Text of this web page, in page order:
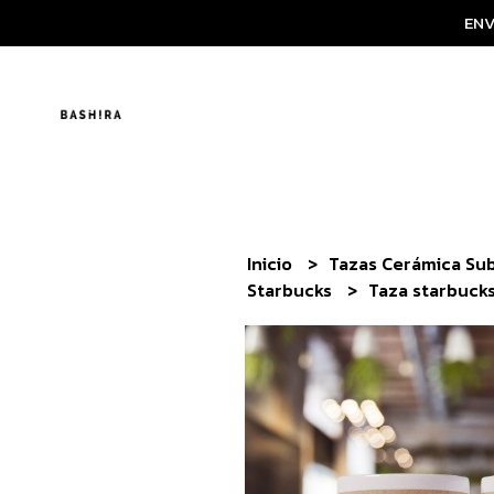
Inicio
Tazas Cerámica
Starbucks
Taza